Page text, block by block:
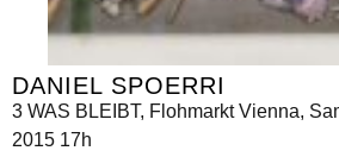
DANIEL SPOERRI
3 WAS BLEIBT, Flohmarkt Vienna,
2015 17h